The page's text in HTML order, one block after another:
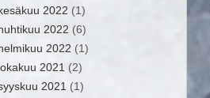
2022 (1)
2022 (6)
2022 (1)
2021 (2)
2021 (1)